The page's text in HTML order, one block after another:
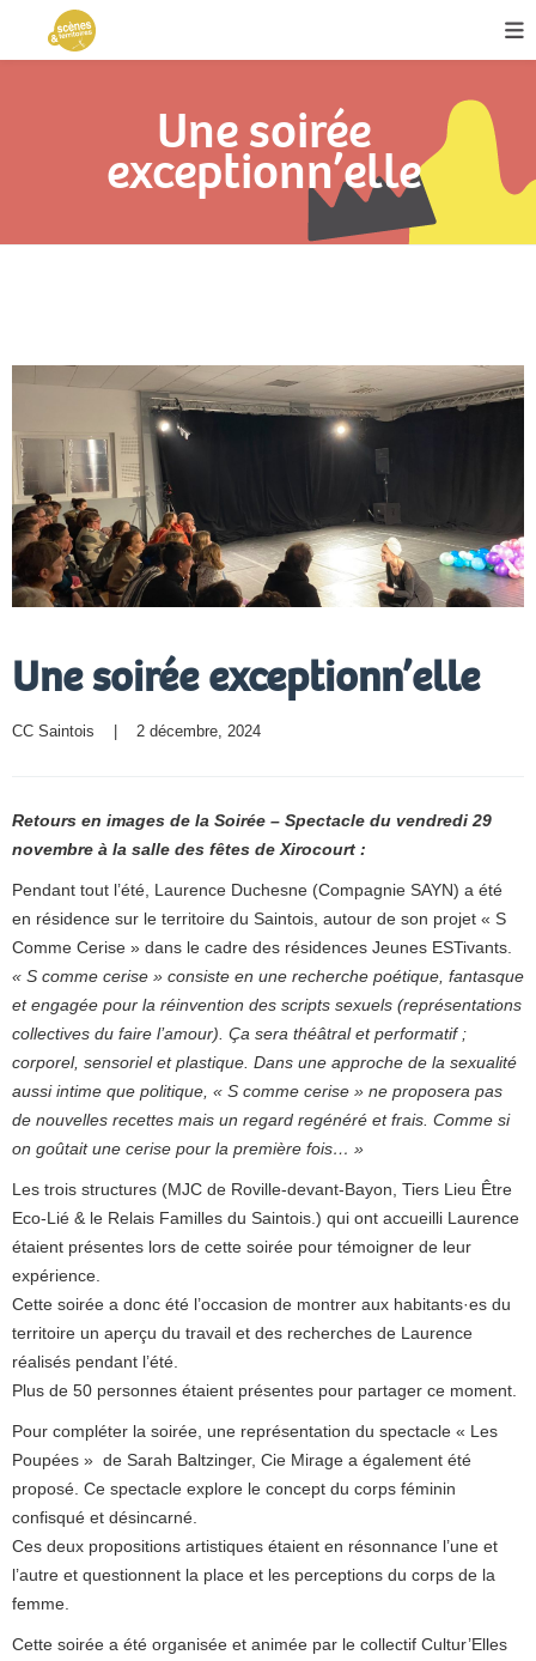
Une soirée
exceptionn’elle
Une soirée exceptionn’elle
CC Saintois
    |    2 décembre, 2024
Retours en images de la Soirée – Spectacle du vendredi 29
novembre à la salle des fêtes de Xirocourt :
Pendant tout l’été, Laurence Duchesne (Compagnie SAYN) a été
en résidence sur le territoire du Saintois, autour de son projet « S
Comme Cerise » dans le cadre des résidences Jeunes ESTivants.
« S comme cerise » consiste en une recherche poétique, fantasque
et engagée pour la réinvention des scripts sexuels (représentations
collectives du faire l’amour). Ça sera théâtral et performatif ;
corporel, sensoriel et plastique. Dans une approche de la sexualité
aussi intime que politique, « S comme cerise » ne proposera pas
de nouvelles recettes mais un regard regénéré et frais. Comme si
on goûtait une cerise pour la première fois… »
Les trois structures (MJC de Roville-devant-Bayon, Tiers Lieu Être
Eco-Lié & le Relais Familles du Saintois.) qui ont accueilli Laurence
étaient présentes lors de cette soirée pour témoigner de leur
expérience.
Cette soirée a donc été l’occasion de montrer aux habitants·es du
territoire un aperçu du travail et des recherches de Laurence
réalisés pendant l’été.
Plus de 50 personnes étaient présentes pour partager ce moment.
Pour compléter la soirée, une représentation du spectacle « Les
Poupées » de Sarah Baltzinger, Cie Mirage a également été
proposé. Ce spectacle explore le concept du corps féminin
confisqué et désincarné.
Ces deux propositions artistiques étaient en résonnance l’une et
l’autre et questionnent la place et les perceptions du corps de la
femme.
Cette soirée a été organisée et animée par le collectif Cultur’Elles